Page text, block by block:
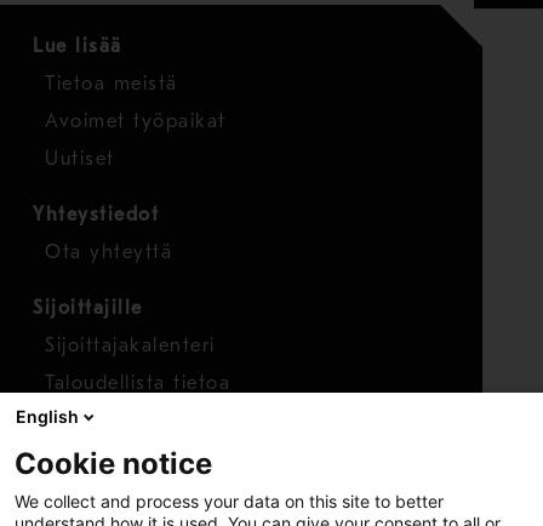
Lue lisää
Tietoa meistä
Avoimet työpaikat
Uutiset
Yhteystiedot
Ota yhteyttä
Sijoittajille
Sijoittajakalenteri
Taloudellista tietoa
Osakkeet
Raportoi huolenaihe
Whistleblower-työkalu
English
Cookie notice
We collect and process your data on this site to better